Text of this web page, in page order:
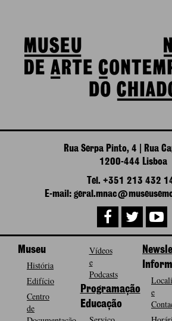
Rua Serpa Pinto, 4 | Rua
1200-444 Lisboa
Tel. +351 213 432
E-mail:
Museu
História
Edifício
Centro
de
Vídeos
e
Podcasts
Programação
Educação
e